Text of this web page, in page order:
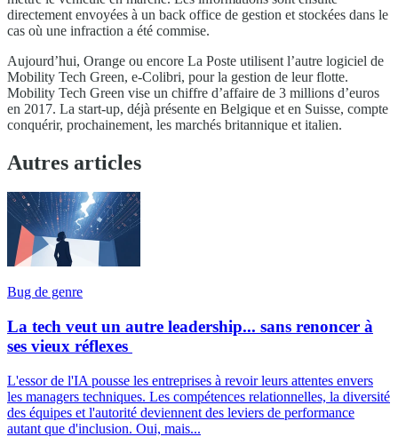
directement envoyées à un back office de gestion et stockées dans le
cas où une infraction a été commise.
Aujourd’hui, Orange ou encore La Poste utilisent l’autre logiciel de
Mobility Tech Green, e-Colibri, pour la gestion de leur flotte.
Mobility Tech Green vise un chiffre d’affaire de 3 millions d’euros
en 2017. La start-up, déjà présente en Belgique et en Suisse, compte
conquérir, prochainement, les marchés britannique et italien.
Autres articles
Bug de genre
La tech veut un autre leadership... sans renoncer à
ses vieux réflexes
L'essor de l'IA pousse les entreprises à revoir leurs attentes envers
les managers techniques. Les compétences relationnelles, la diversité
des équipes et l'autorité deviennent des leviers de performance
autant que d'inclusion. Oui, mais...